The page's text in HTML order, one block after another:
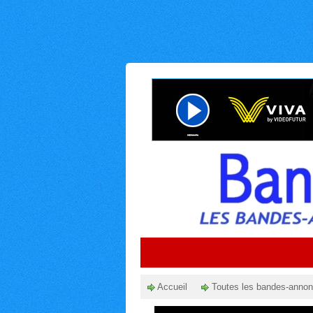
Accueil Toutes les bandes-